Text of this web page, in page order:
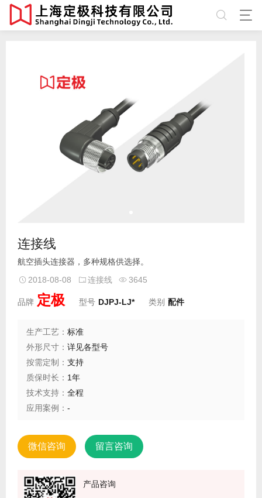
连接线
航空插头连接器，多种规格供选择。
2018-08-08
连接线 3645
品牌 定极 型号 DJPJ-LJ* 类别 配件
生产工艺： 标准
外形尺寸： 详见各型号
按需定制： 支持
质保时长： 1年
技术支持： 全程
应用案例： -
微信咨询 留言咨询
产品咨询